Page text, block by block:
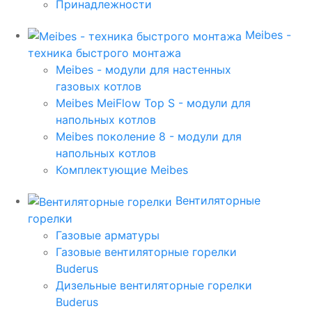
Принадлежности
Meibes -
техника быстрого монтажа
Meibes - модули для настенных
газовых котлов
Meibes MeiFlow Top S - модули для
напольных котлов
Meibes поколение 8 - модули для
напольных котлов
Комплектующие Meibes
Вентиляторные
горелки
Газовые арматуры
Газовые вентиляторные горелки
Buderus
Дизельные вентиляторные горелки
Buderus